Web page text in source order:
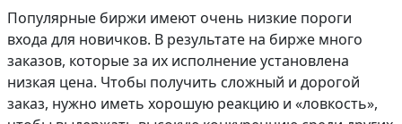
Популярные биржи имеют очень низкие пороги
входа для новичков. В результате на бирже много
заказов, которые за их исполнение установлена
низкая цена. Чтобы получить сложный и дорогой
заказ, нужно иметь хорошую реакцию и «ловкость»,